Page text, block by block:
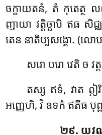
ចក្ខាយតនំ, តំ កុតេត្ថ លព្ភ
ញាយា វត្តិច្ឆាបិ ឥធ សិ
តេន នាតិប្បសង្គោ. (លោ
សរោ បរោ វេតិ ច វត្
តស្ស ឥទំ, វាត ឦ
អញ្ញេហិ, វិ ឧទកំ ឥតីធ បុព្
២៩. យុវណ្